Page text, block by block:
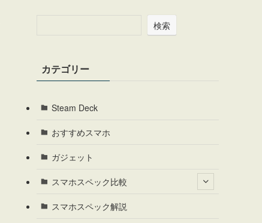
検索
カテゴリー
Steam Deck
おすすめスマホ
ガジェット
スマホスペック比較
スマホスペック解説